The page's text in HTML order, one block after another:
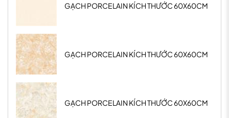
GẠCH PORCELAIN KÍCH THƯỚC 60X60CM
GẠCH PORCELAIN KÍCH THƯỚC 60X60CM
GẠCH PORCELAIN KÍCH THƯỚC 60X60CM